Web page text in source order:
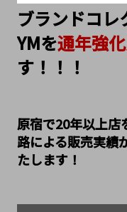
ブランドコレ
YMを通年強
す！！！
原宿で20年以上店
路による販売実績
たします！